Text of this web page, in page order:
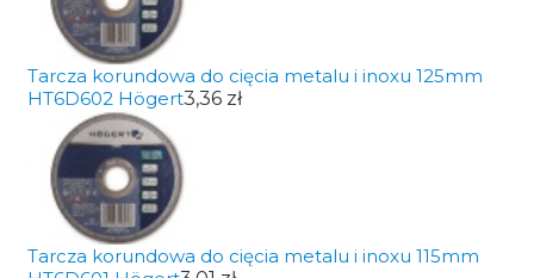
Tarcza korundowa do cięcia metalu i inoxu 125mm
HT6D602 Högert3,36 zł
Tarcza korundowa do cięcia metalu i inoxu 115mm